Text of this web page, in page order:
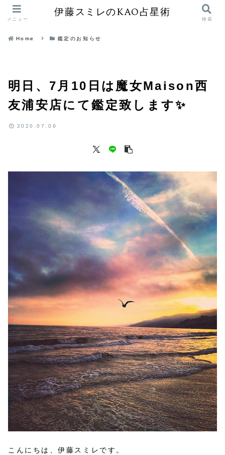
Home 鑑定のお知らせ
明日、7月10日は魔女Maison西
友浦安店にて鑑定致します✨
2020.07.09
こんにちは、伊藤スミレです。
メニュー 伊藤スミレのKAO占星術 検索